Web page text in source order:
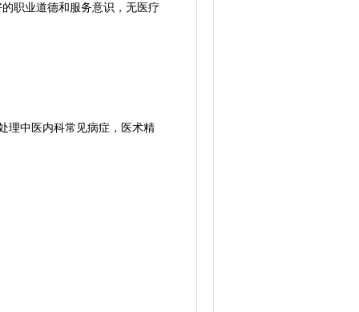
职业道德和服务意识，无医疗
中医内科常见病症，医术精